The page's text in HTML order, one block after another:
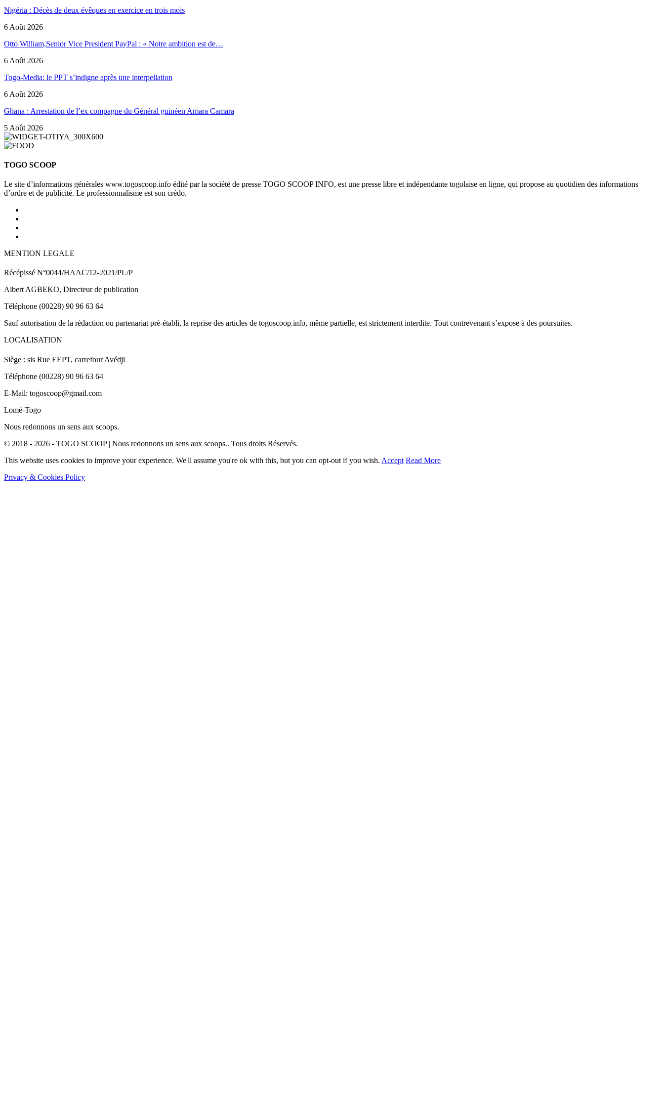
Nigéria : Décès de deux évêques en exercice en trois mois
6 Août 2026
Otto William,Senior Vice President PayPal : « Notre ambition est de…
6 Août 2026
Togo-Media: le PPT s’indigne après une interpellation
6 Août 2026
Ghana : Arrestation de l’ex compagne du Général guinéen Amara Camara
5 Août 2026
TOGO SCOOP
Le site d’informations générales www.togoscoop.info édité par la société de presse TOGO SCOOP INFO, est une presse libre et indépendante togolaise en ligne, qui propose au quotidien des informations
d’ordre et de publicité. Le professionnalisme est son crédo.
MENTION LEGALE
Récépissé N°0044/HAAC/12-2021/PL/P
Albert AGBEKO, Directeur de publication
Téléphone (00228) 90 96 63 64
Sauf autorisation de la rédaction ou partenariat pré-établi, la reprise des articles de togoscoop.info, même partielle, est strictement interdite. Tout contrevenant s’expose à des poursuites.
LOCALISATION
Siège : sis Rue EEPT, carrefour Avédji
Téléphone (00228) 90 96 63 64
E-Mail: togoscoop@gmail.com
Lomé-Togo
Nous redonnons un sens aux scoops.
© 2018 - 2026 - TOGO SCOOP | Nous redonnons un sens aux scoops.. Tous droits Réservés.
This website uses cookies to improve your experience. We'll assume you're ok with this, but you can opt-out if you wish. Accept Read More
Privacy & Cookies Policy